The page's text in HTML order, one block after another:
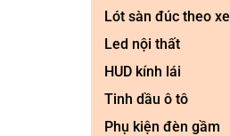
Lót sàn đúc theo xe
Led nội thất
HUD kính lái
Tinh dầu ô tô
Phụ kiện đèn gầm